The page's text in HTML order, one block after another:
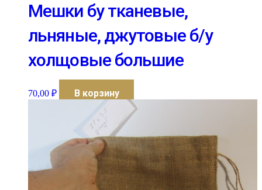
Мешки бу тканевые,
льняные, джутовые б/у
холщовые большие
70,00 ₽ В корзину